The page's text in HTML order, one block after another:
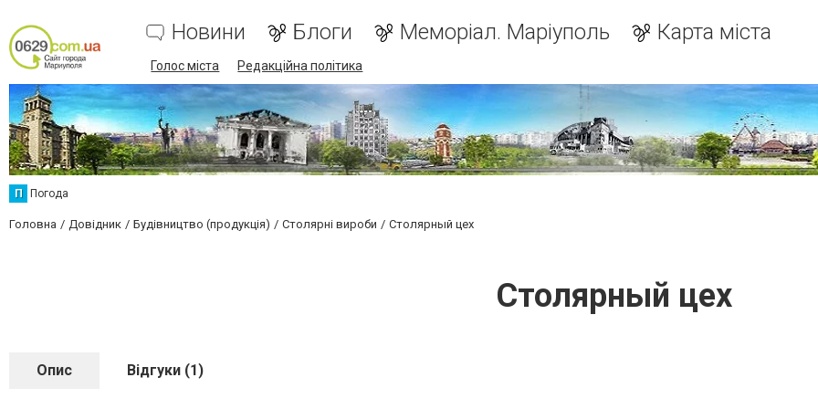
Новини Блоги Меморіал. Маріуполь Карта міста
Голос міста Редакційна політика
П Погода
Головна Довідник Будівництво (продукція) Столярні вироби Столярный цех
Столярный цех
Опис Відгуки (1)